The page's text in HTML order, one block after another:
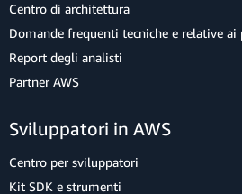
Centro di architettura
Domande frequenti tecniche e relative
Report degli analisti
Partner AWS
Sviluppatori in AWS
Centro per sviluppatori
Kit SDK e strumenti